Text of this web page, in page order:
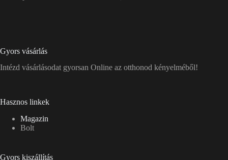
Gyors vásárlás
Intézd vásárlásodat gyorsan Online az otthonod kényelméből!
Hasznos linkek
Magazin
Bolt
Gyors kiszállítás